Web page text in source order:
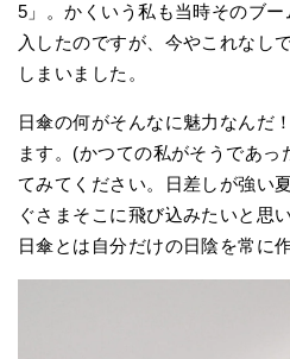
5」。かくいう私も当時そのブ
入したのですが、今やこれなし
しまいました。
日傘の何がそんなに魅力なんだ
ます。(かつての私がそうであっ
てみてください。日差しが強い
ぐさまそこに飛び込みたいと思
日傘とは自分だけの日陰を常に